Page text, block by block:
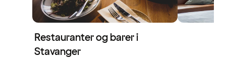
Restauranter og barer i
Stavanger